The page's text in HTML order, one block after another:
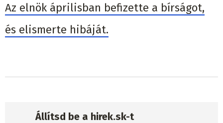
Az elnök áprilisban befizette a bírságot,
és elismerte hibáját.
Állítsd be a hirek.sk-t